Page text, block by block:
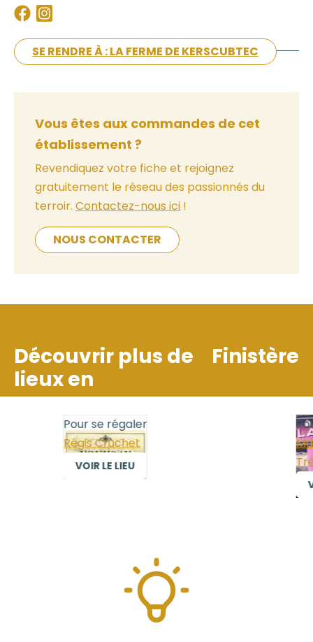
SE RENDRE À : LA FERME DE KERSCUBTEC
Vous êtes aux commandes de cet
établissement ?
Revendiquez votre fiche et rejoignez
gratuitement le réseau des passionnés du
terroir. Contactez-nous ici !
NOUS CONTACTER
Découvrir plus de
lieux en
Finistère
Pour se régaler
Régis Cruchet
VOIR LE LIEU